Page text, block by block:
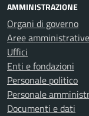
AMMINISTRAZIONE
Organi di governo
Aree amministrative
Uffici
Enti e fondazioni
Personale politico
Personale
Documenti e dati